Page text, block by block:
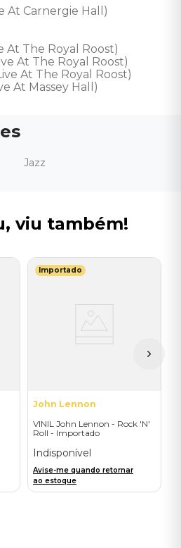
At Carnergie Hall)
At The Royal Roost)
At The Royal Roost)
At The Royal Roost)
At Massey Hall)
Jazz
viu também!
Importado
John Lennon
VINIL John Lennon - Rock 'N'
Roll - Importado
Indisponível
Avise-me quando retornar
ao estoque